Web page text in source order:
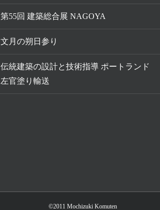
第55回 建築総合展 NAGOYA
文月の朔日参り
伝統建築の設計と技術指導 ポートランド
左官塗り輸送
©2011 Mochizuki Komuten